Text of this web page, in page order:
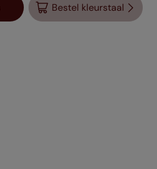
Bestel kleurstaal